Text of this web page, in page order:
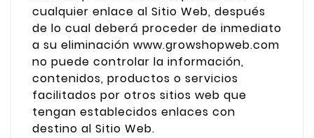
cualquier enlace al Sitio Web, después
de lo cual deberá proceder de inmediato
a su eliminación www.growshopweb.com
no puede controlar la información,
contenidos, productos o servicios
facilitados por otros sitios web que
tengan establecidos enlaces con
destino al Sitio Web.